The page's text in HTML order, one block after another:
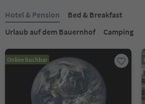
Hotel & Pension
Bed & Breakfast
Urlaub auf dem Bauernhof
Camping
Online buchbar